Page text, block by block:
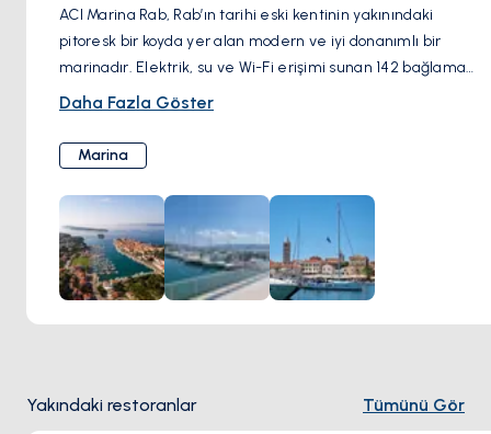
ACI Marina Rab, Rab’ın tarihi eski kentinin yakınındaki
pitoresk bir koyda yer alan modern ve iyi donanımlı bir
marinadır. Elektrik, su ve Wi-Fi erişimi sunan 142 bağlama
alanına sahiptir. Marina, yakıt istasyonu, temiz hijyen
rahat bir durak noktasıdır. Rab’ın hareketli şehir merkezine
yakınlığı sayesinde, ziyaretçiler yerel cazibe merkezlerini,
restoranları ve mağazaları kolayca keşfedebilir. ACI Marina
Rab, Rab’ın ve çevresindeki Adriyatik’in büyüleyici
güzelliklerini keşfetmek için mükemmel bir başlangıç
noktasıdır.
Daha Fazla Göster
Marina
Yakındaki restoranlar Tümünü Gör